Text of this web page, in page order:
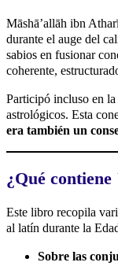
Māshāʼallāh ibn
durante el auge del
sabios en fusionar
coherente,
Participó incluso en
astrológicos. Esta
era también un
¿Qué contiene
Este libro recopila
al latín durante la
Sobre las